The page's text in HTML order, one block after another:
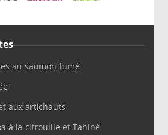
au saumon fumé
aux artichauts
à la citrouille et Tahiné